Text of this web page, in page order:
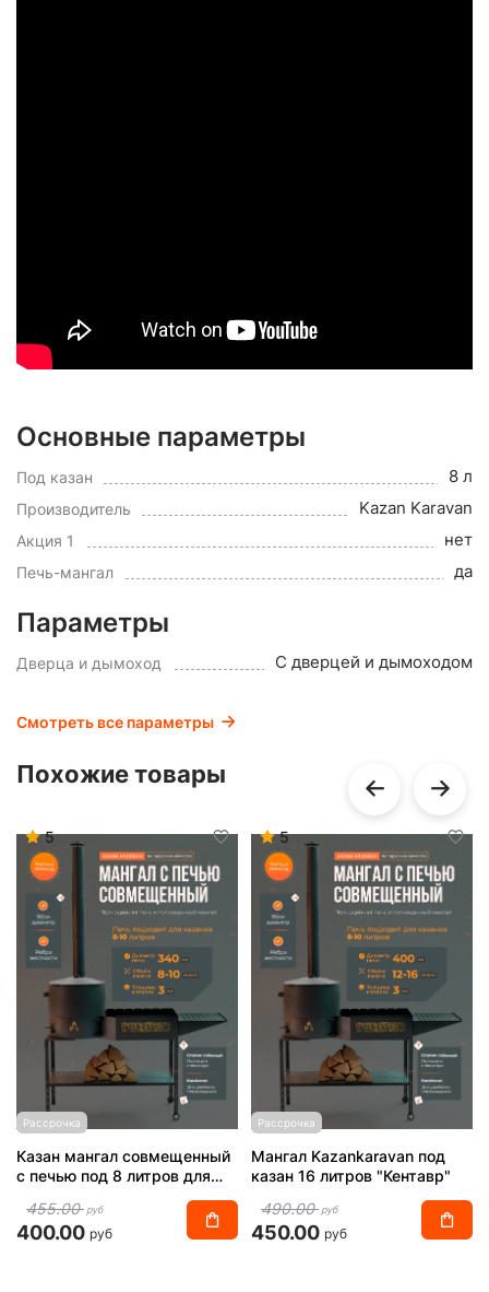
Основные параметры
Под казан 8 л
Производитель Kazan Karavan
Акция 1 нет
Печь-мангал да
Параметры
Дверца и дымоход С дверцей и дымоходом
Смотреть все параметры
Похожие товары
5
Рассрочка
Казан мангал совмещенный
с печью под 8 литров для
"Кентавр"
455.00 руб
400.00 руб
5
Рассрочка
Мангал Kazankaravan под
казан 16 литров "Кентавр"
490.00 руб
450.00 руб